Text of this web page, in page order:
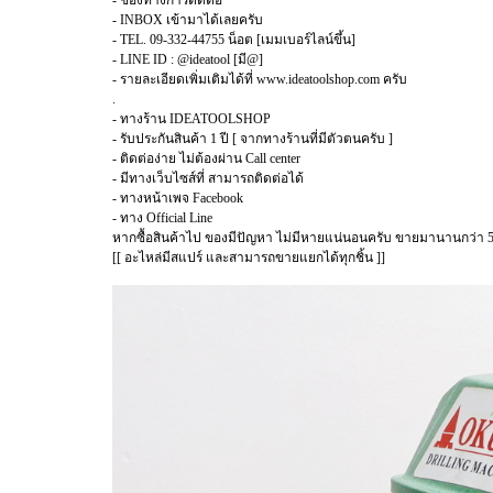
- INBOX เข้ามาได้เลยครับ
- TEL. 09-332-44755 น็อต [เมมเบอร์ไลน์ขึ้น]
- LINE ID : @ideatool [มี@]
- รายละเอียดเพิ่มเติมได้ที่ www.ideatoolshop.com ครับ
- ทางร้าน IDEATOOLSHOP
- รับประกันสินค้า 1 ปี [ จากทางร้านที่มีตัวตนครับ ]
- ติดต่อง่าย ไม่ต้องผ่าน Call center
- มีทางเว็บไซส์ที่ สามารถติดต่อได้
- ทางหน้าเพจ Facebook
- ทาง Official Line
หากซื้อสินค้าไป ของมีปัญหา ไม่มีหายแน่นอนครับ ขายมานานกว่า
[[ อะไหล่มีสแปร์ และสามารถขายแยกได้ทุกชิ้น ]]